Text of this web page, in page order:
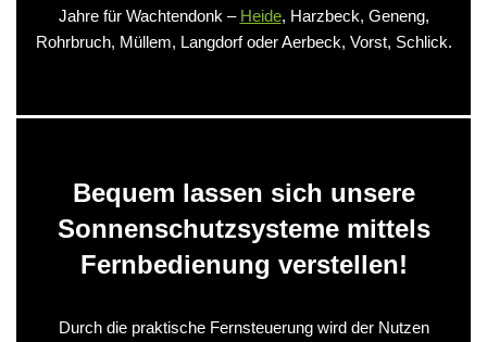
Jahre für Wachtendonk – Heide, Harzbeck, Geneng,
Rohrbruch, Müllem, Langdorf oder Aerbeck, Vorst, Schlick.
Bequem lassen sich unsere
Sonnenschutzsysteme mittels
Fernbedienung verstellen!
Durch die praktische Fernsteuerung wird der Nutzen